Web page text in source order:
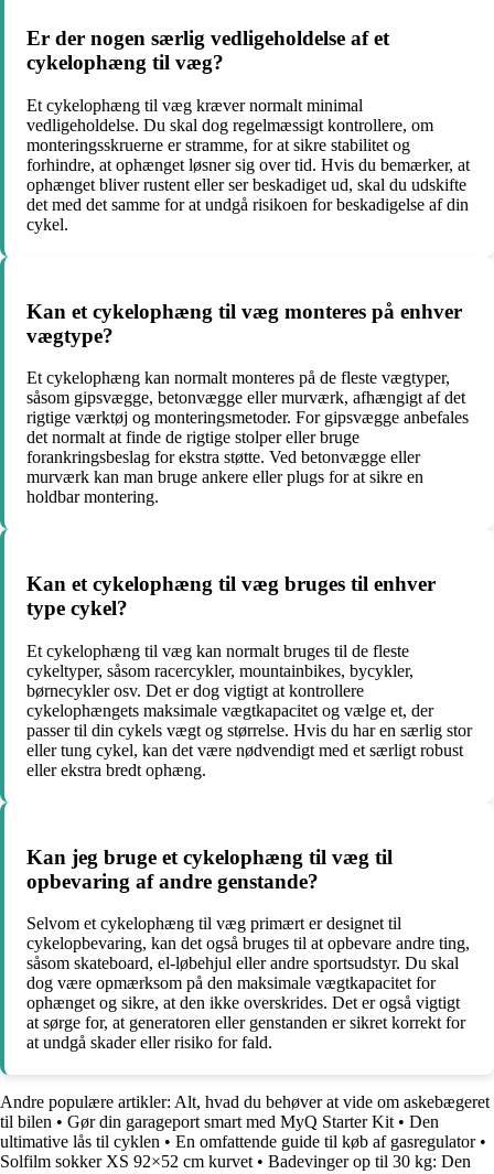
Er der nogen særlig vedligeholdelse af et
cykelophæng til væg?
Et cykelophæng til væg kræver normalt minimal
vedligeholdelse. Du skal dog regelmæssigt kontrollere, om
monteringsskruerne er stramme, for at sikre stabilitet og
forhindre, at ophænget løsner sig over tid. Hvis du bemærker, at
ophænget bliver rustent eller ser beskadiget ud, skal du udskifte
det med det samme for at undgå risikoen for beskadigelse af din
cykel.
Kan et cykelophæng til væg monteres på enhver
vægtype?
Et cykelophæng kan normalt monteres på de fleste vægtyper,
såsom gipsvægge, betonvægge eller murværk, afhængigt af det
rigtige værktøj og monteringsmetoder. For gipsvægge anbefales
det normalt at finde de rigtige stolper eller bruge
forankringsbeslag for ekstra støtte. Ved betonvægge eller
murværk kan man bruge ankere eller plugs for at sikre en
holdbar montering.
Kan et cykelophæng til væg bruges til enhver
type cykel?
Et cykelophæng til væg kan normalt bruges til de fleste
cykeltyper, såsom racercykler, mountainbikes, bycykler,
børnecykler osv. Det er dog vigtigt at kontrollere
cykelophængets maksimale vægtkapacitet og vælge et, der
passer til din cykels vægt og størrelse. Hvis du har en særlig stor
eller tung cykel, kan det være nødvendigt med et særligt robust
eller ekstra bredt ophæng.
Kan jeg bruge et cykelophæng til væg til
opbevaring af andre genstande?
Selvom et cykelophæng til væg primært er designet til
cykelopbevaring, kan det også bruges til at opbevare andre ting,
såsom skateboard, el-løbehjul eller andre sportsudstyr. Du skal
dog være opmærksom på den maksimale vægtkapacitet for
ophænget og sikre, at den ikke overskrides. Det er også vigtigt
at sørge for, at generatoren eller genstanden er sikret korrekt for
at undgå skader eller risiko for fald.
Andre populære artikler: Alt, hvad du behøver at vide om askebægeret
til bilen • Gør din garageport smart med MyQ Starter Kit • Den
ultimative lås til cyklen • En omfattende guide til køb af gasregulator•
Solfilm sokker XS 92×52 cm kurvet • Badevinger op til 30 kg: Den